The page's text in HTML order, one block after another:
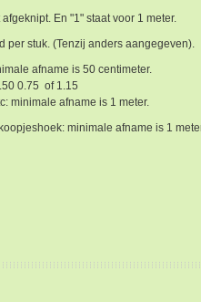
En "1" staat voor 1 meter.
per stuk. (Tenzij anders aangegeven).
afname is 50 centimeter.
0.75 of 1.15
minimale afname is 1 meter.
minimale afname is 1